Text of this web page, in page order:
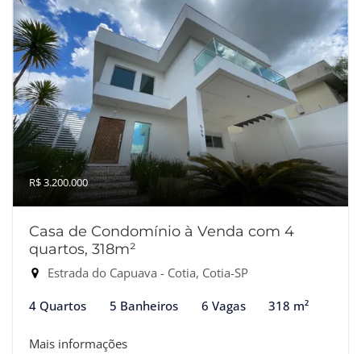
R$ 3.200.000
Casa de Condomínio à Venda com 4
quartos, 318m²
Estrada do Capuava - Cotia, Cotia-SP
4 Quartos 5 Banheiros 6 Vagas 318 m²
Mais informações